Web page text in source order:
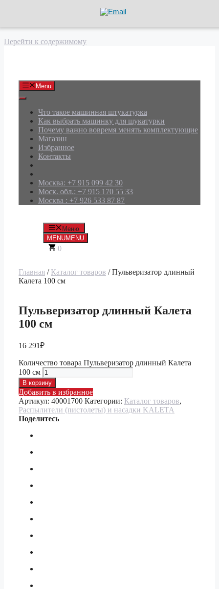
Перейти к содержимому
Menu
Что такое машинная штукатурка
Как выбрать машинку для шукатурки
Почему важно вовремя менять комплектующие
Магазин
Избранное
Контакты
Москва: +7 915 099 42 30
Моск. обл.: +7 915 170 55 33
Москва : +7 926 533 87 87
Меню
MENUMENU
0
Главная / Каталог товаров / Пульверизатор длинный
Калета 100 см
Пульверизатор длинный Калета
100 см
16 291₽
Количество товара Пульверизатор длинный Калета
100 см
В корзину
Добавить в избранное
Артикул: 40001700 Категории: Каталог товаров,
Распылители (пистолеты) и насадки KALETA
Поделитесь